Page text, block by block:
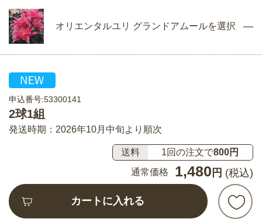
オリエンタルユリ グランドアムールを選択
申込番号:53300141
2球1組
発送時期：2026年10月中旬より順次
送料 1回の注文で800円
通常価格
1,480 円 (税込)
カートに入れる